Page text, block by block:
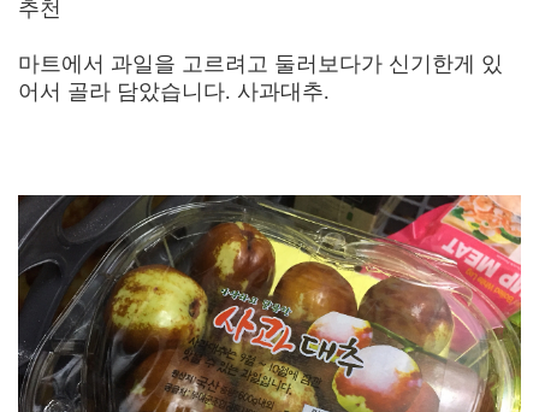
추천
마트에서 과일을 고르려고 둘러보다가 신기한게 있
어서 골라 담았습니다. 사과대추.